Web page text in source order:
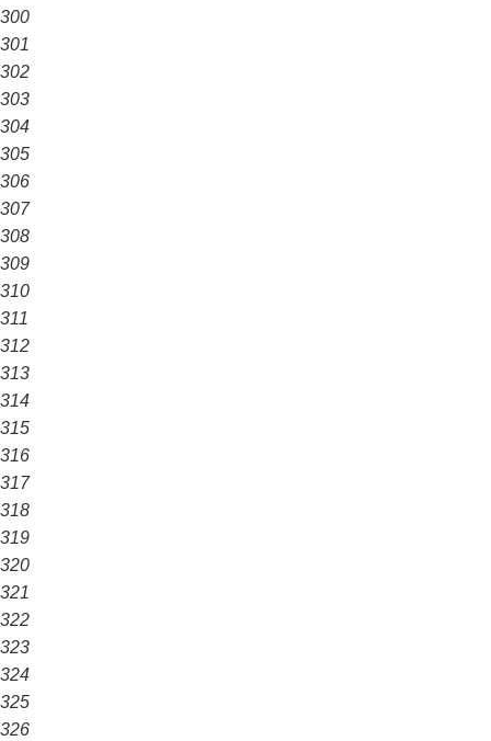
300
301
302
303
304
305
306
307
308
309
310
311
312
313
314
315
316
317
318
319
320
321
322
323
324
325
326